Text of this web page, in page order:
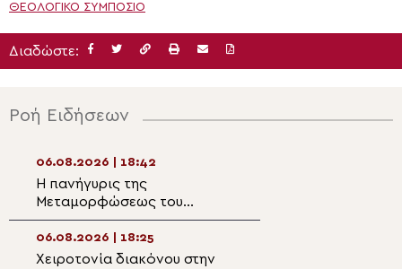
ΘΕΟΛΟΓΙΚΌ ΣΥΜΠΌΣΙΟ
Διαδώστε:
Ροή Ειδήσεων
06.08.2026 | 18:42
Η πανήγυρις της
Μεταμορφώσεως του
Σωτήρος στη Θεσσαλονίκη
06.08.2026 | 18:25
Χειροτονία διακόνου στην